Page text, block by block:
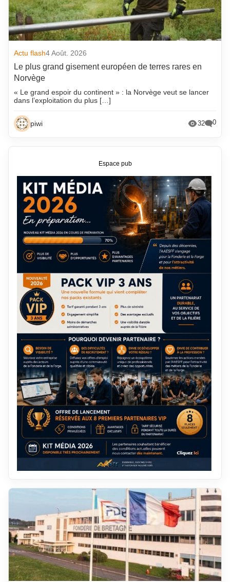
Actu flash4 Août. 2026
Le plus grand gisement européen de terres rares en
Norvège
« Le grand espoir du continent » : la Norvège veut se lancer
dans l’exploitation du plus […]
piwi 32 0
Espace pub